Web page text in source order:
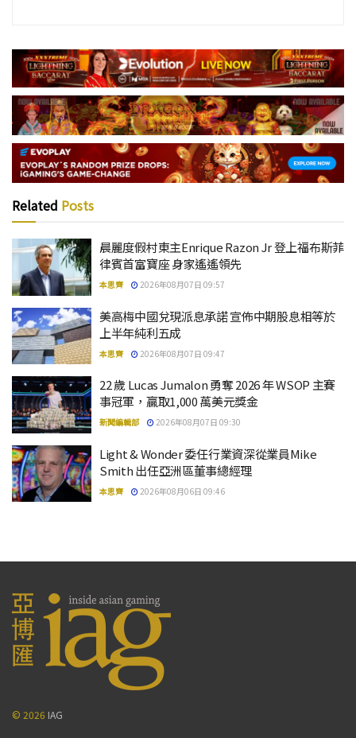
Related Posts
晨麗度假村東主Enrique Razon Jr 登上福布斯菲
律賓首富寶座 身家遙遙領先
本思齊 2026年08月07日 09:57
美高梅中國兌現派息承諾 宣佈中期股息相等於
上半年純利五成
本思齊 2026年08月07日 09:47
22 歲 Lucas Jumalon 勇奪 2026 年 WSOP 主賽
事冠軍，贏取1,000 萬美元獎金
新聞編輯部 2026年08月07日 09:30
Light & Wonder 委任行業資深從業員Mike
Smith 出任亞洲區董事總經理
本思齊 2026年08月06日 09:46
© 2026 IAG